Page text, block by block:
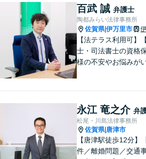
寧にお話を伺うこと
しています。
百武 誠 弁護士
陶都みらい法律事務所
佐賀県|伊万里市
【法テラス利用可】
士・司法書士の資格
様の不安やお悩みが
たします。また、依
お悩みを話しやすい
を心がけております。
永江 竜之介 弁
松尾・川島法律事務所
佐賀県| 唐津市
【唐津駅徒歩12分】
件／離婚問題／交通